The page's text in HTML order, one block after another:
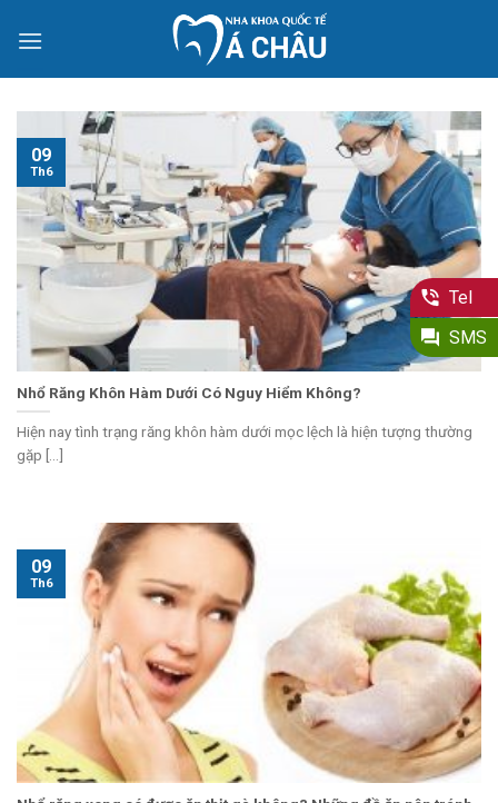
Nhổ Răng Khôn Hàm Dưới Có Nguy Hiểm Không?
Hiện nay tình trạng răng khôn hàm dưới mọc lệch là hiện tượng thường
gặp [...]
09
Th6
09
Th6
Tel
SMS